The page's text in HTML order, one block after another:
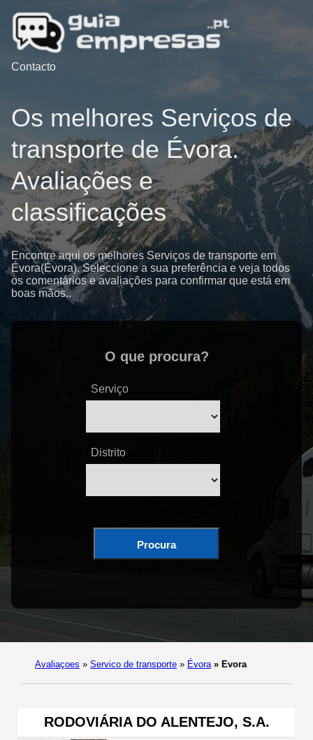
Contacto
Os melhores Serviços de
transporte de Évora.
Avaliações e
classificações
Encontre aqui os melhores Serviços de transporte em
Évora(Évora). Seleccione a sua preferência e veja todos
os comentários e avaliações para confirmar que está em
boas mãos..
O que procura?
Serviço
Distrito
Procura
Avaliaçoes » Servico de transporte » Évora » Evora
RODOVIÁRIA DO ALENTEJO, S.A.